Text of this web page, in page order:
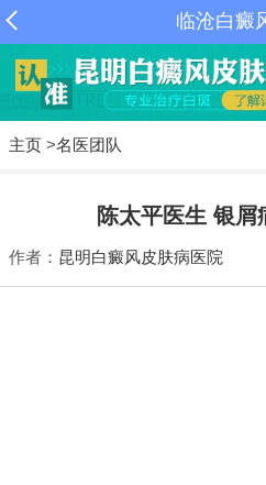
临沧白癜
主页 >名医团队
陈太平医生 银屑
作者： 昆明白癜风皮肤病医院